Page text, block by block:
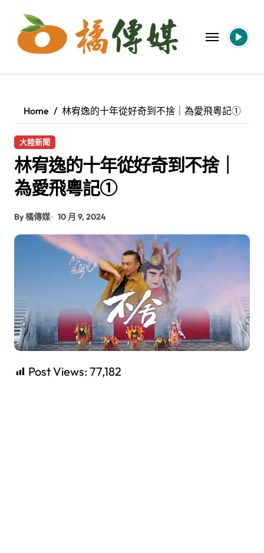
content
Home 林宥逸的十年從好奇到不捨｜為愛飛粵記①
大陸新聞
林宥逸的十年從好奇到不捨｜
為愛飛粵記①
By 橘傳媒 10 月 9, 2024
Post Views: 77,182